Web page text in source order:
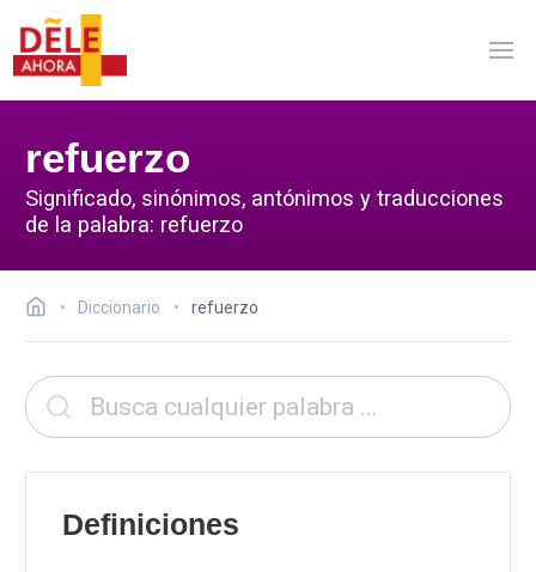
refuerzo
Significado, sinónimos, antónimos y traducciones
de la palabra: refuerzo
Diccionario refuerzo
Definiciones